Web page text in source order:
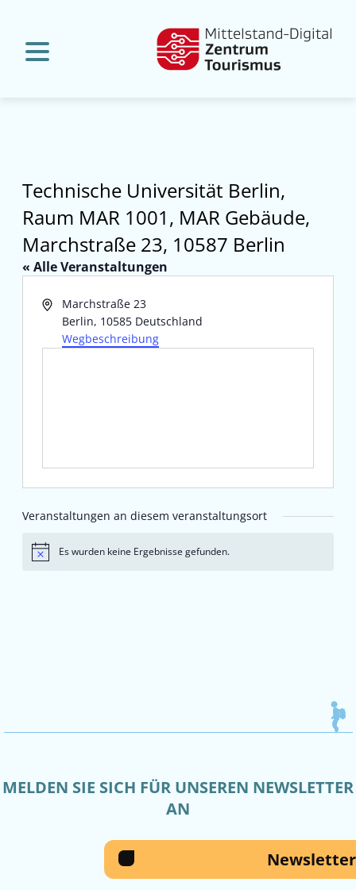
Technische Universität Berlin,
Raum MAR 1001, MAR Gebäude,
Marchstraße 23, 10587 Berlin
« Alle Veranstaltungen
AdresseMarchstraße 23
Berlin, 10585 Deutschland
Wegbeschreibung
Veranstaltungen an diesem veranstaltungsort
HinweisEs wurden keine Ergebnisse gefunden.
MELDEN SIE SICH FÜR UNSEREN NEWSLETTER
AN
Newsletter